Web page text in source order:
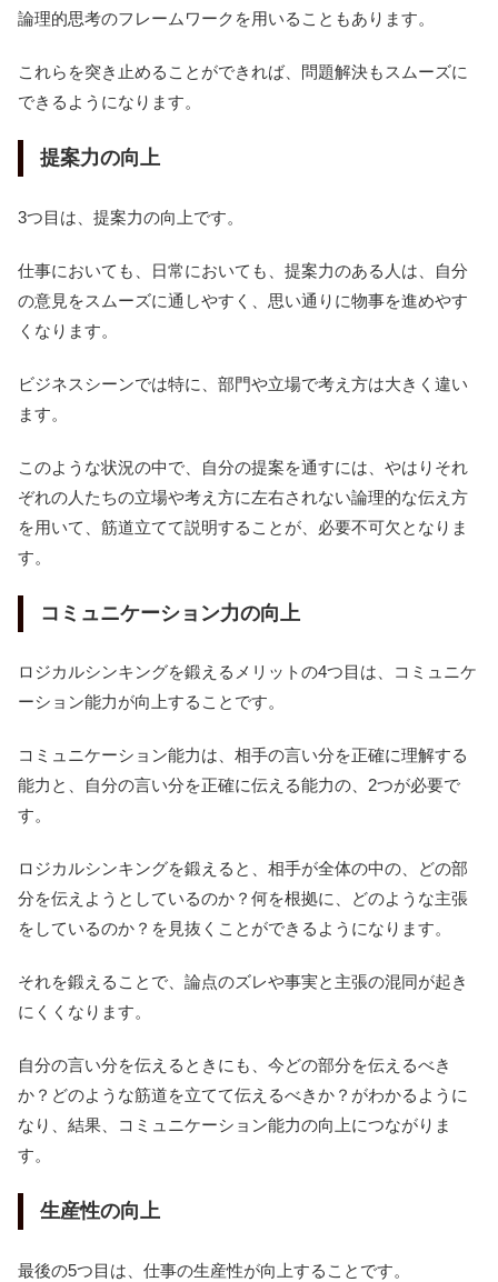
論理的思考のフレームワークを用いることもあります。
これらを突き止めることができれば、問題解決もスムーズに
できるようになります。
提案力の向上
3つ目は、提案力の向上です。
仕事においても、日常においても、提案力のある人は、自分
の意見をスムーズに通しやすく、思い通りに物事を進めやす
くなります。
ビジネスシーンでは特に、部門や立場で考え方は大きく違い
ます。
このような状況の中で、自分の提案を通すには、やはりそれ
ぞれの人たちの立場や考え方に左右されない論理的な伝え方
を用いて、筋道立てて説明することが、必要不可欠となりま
す。
コミュニケーション力の向上
ロジカルシンキングを鍛えるメリットの4つ目は、コミュニケ
ーション能力が向上することです。
コミュニケーション能力は、相手の言い分を正確に理解する
能力と、自分の言い分を正確に伝える能力の、2つが必要で
す。
ロジカルシンキングを鍛えると、相手が全体の中の、どの部
分を伝えようとしているのか？何を根拠に、どのような主張
をしているのか？を見抜くことができるようになります。
それを鍛えることで、論点のズレや事実と主張の混同が起き
にくくなります。
自分の言い分を伝えるときにも、今どの部分を伝えるべき
か？どのような筋道を立てて伝えるべきか？がわかるように
なり、結果、コミュニケーション能力の向上につながりま
す。
生産性の向上
最後の5つ目は、仕事の生産性が向上することです。